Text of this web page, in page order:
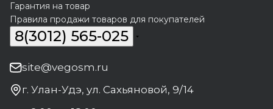
Гарантия на товар
Правила продажи товаров для покупателей
8(3012) 565-025
site@vegosm.ru
г. Улан-Удэ, ул. Сахьяновой, 9/14